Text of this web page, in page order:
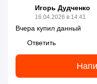
Игорь Дудченко
16.04.2026 в 14:41
Вчера купил данный
Ответить